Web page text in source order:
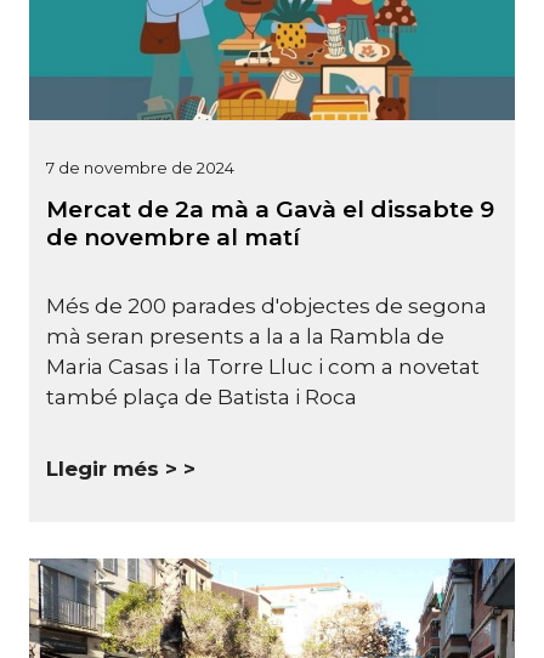
7 de novembre de 2024
Mercat de 2a mà a Gavà el dissabte 9
de novembre al matí
Més de 200 parades d'objectes de segona
mà seran presents a la a la Rambla de
Maria Casas i la Torre Lluc i com a novetat
també plaça de Batista i Roca
Llegir més >